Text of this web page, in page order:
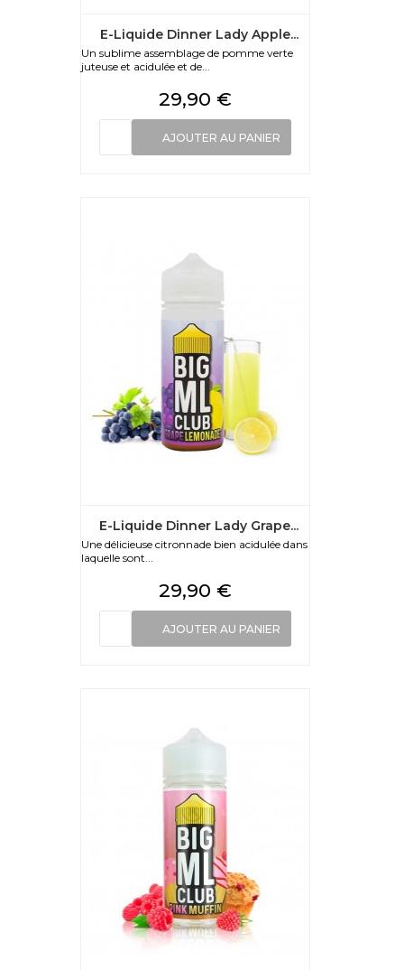
E-Liquide Dinner Lady Apple...
Un sublime assemblage de pomme verte
juteuse et acidulée et de...
Prix
29,90 €
AJOUTER AU PANIER
E-Liquide Dinner Lady Grape...
Une délicieuse citronnade bien acidulée dans
laquelle sont...
Prix
29,90 €
AJOUTER AU PANIER